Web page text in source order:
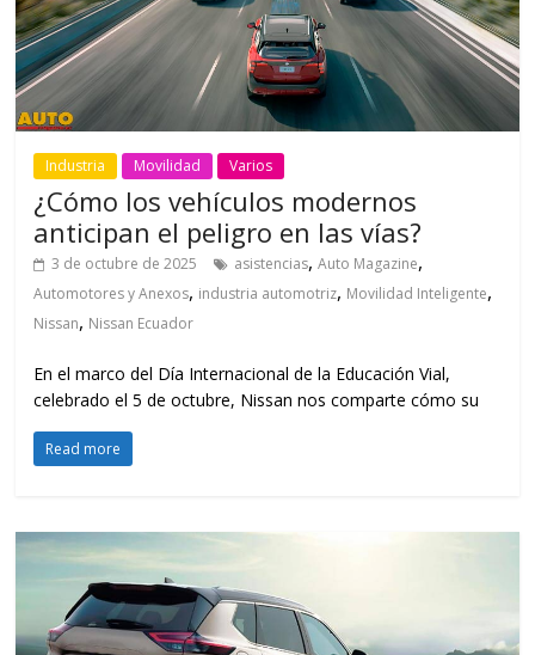
Industria Movilidad Varios
¿Cómo los vehículos modernos
anticipan el peligro en las vías?
3 de octubre de 2025 asistencias,Auto Magazine,
Automotores y Anexos, industria automotriz, Movilidad Inteligente,
Nissan, Nissan Ecuador
En el marco del Día Internacional de la Educación Vial,
celebrado el 5 de octubre, Nissan nos comparte cómo su
Read more